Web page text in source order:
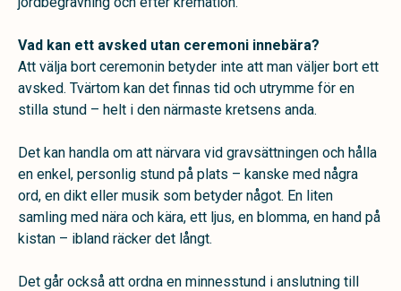
Vad kan ett avsked utan ceremoni innebära?
Att välja bort ceremonin betyder inte att man väljer bort ett
avsked. Tvärtom kan det finnas tid och utrymme för en
stilla stund – helt i den närmaste kretsens anda.
Det kan handla om att närvara vid gravsättningen och hålla
en enkel, personlig stund på plats – kanske med några
ord, en dikt eller musik som betyder något. En liten
samling med nära och kära, ett ljus, en blomma, en hand på
kistan – ibland räcker det långt.
Det går också att ordna en minnesstund i anslutning till